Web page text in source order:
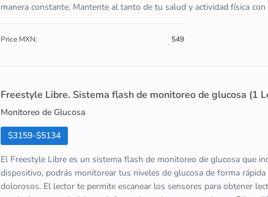
manera constante. Mantente al tanto de tu salud y actividad física
Price MXN: 549
Freestyle Libre. Sistema flash de monitoreo de glucosa (1
Monitoreo de Glucosa
$3159-$5134
El Freestyle Libre es un sistema flash de monitoreo de glucosa que
dispositivo, podrás monitorear tus niveles de glucosa de forma rápida
dolorosos. El lector te permite escanear los sensores para obtener